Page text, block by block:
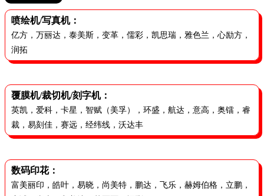
喷绘机/写真机：
亿方，万丽达，泰美斯，变革，儒彩，凯思瑞，雅色兰，心励方，
润拓
覆膜机/裁切机/刻字机：
英凯，爱科，卡星，智赋（美孚），环盛，航达，意高，奥镭，睿
裁，易刻佳，赛远，经纬线，沃达丰
数码印花：
富美丽印，皓叶，易晓，尚美特，鹏达，飞乐，赫姆伯格，立鹏，